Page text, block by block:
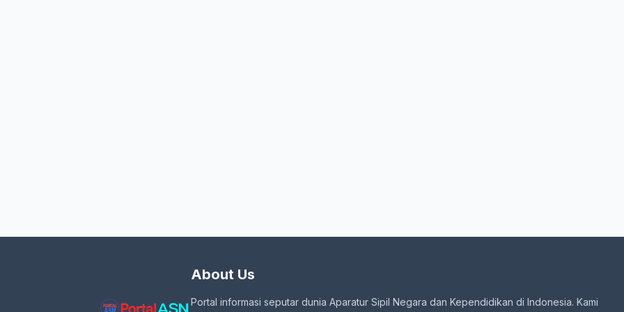
About Us
Portal informasi seputar dunia Aparatur Sipil Negara dan Kependidikan di Indonesia. Kami